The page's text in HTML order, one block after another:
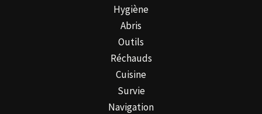
page
du
produit
Hygiène
Abris
Outils
Réchauds
Cuisine
Survie
Navigation